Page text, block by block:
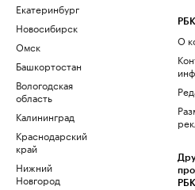
Екатеринбург
Новосибирск
Омск
Башкортостан
Вологодская
область
Калининград
Краснодарский
край
Нижний
Новгород
РБК
О
РБК